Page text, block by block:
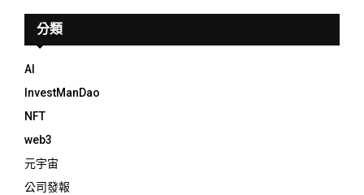
分類
AI
InvestManDao
NFT
web3
元宇宙
公司發報